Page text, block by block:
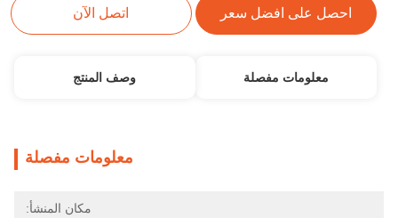
احصل على افضل سعر اتصل الآن
معلومات مفصلة وصف المنتج
معلومات مفصلة
مكان المنشأ: